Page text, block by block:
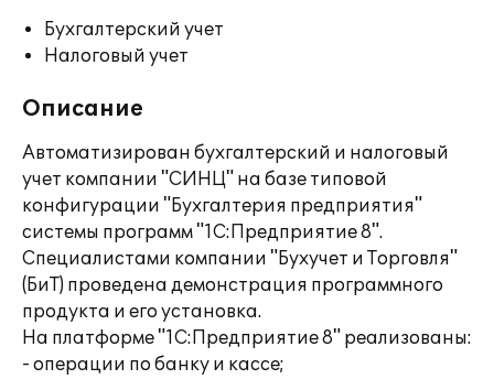
Бухгалтерский учет
Налоговый учет
Описание
Автоматизирован бухгалтерский и налоговый
учет компании "СИНЦ" на базе типовой
конфигурации "Бухгалтерия предприятия"
системы программ "1С:Предприятие 8".
Специалистами компании "Бухучет и Торговля"
(БиТ) проведена демонстрация программного
продукта и его установка.
На платформе "1С:Предприятие 8" реализованы:
- операции по банку и кассе;